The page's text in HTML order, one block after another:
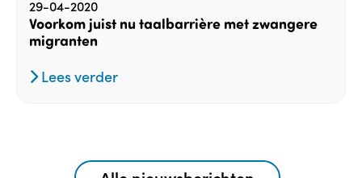
29-04-2020
Voorkom juist nu taalbarrière met zwangere
migranten
Lees verder